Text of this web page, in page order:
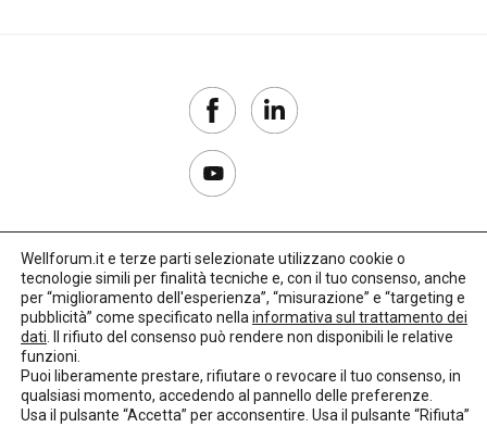
Copyright 2017–2026
Privacy Policy
Credits: LO Studio
Wellforum.it e terze parti selezionate utilizzano cookie o
tecnologie simili per finalità tecniche e, con il tuo consenso, anche
per “miglioramento dell'esperienza”, “misurazione” e “targeting e
pubblicità” come specificato nella informativa sul trattamento dei
dati . Il rifiuto del consenso può rendere non disponibili le relative
funzioni.
Puoi liberamente prestare, rifiutare o revocare il tuo consenso, in
qualsiasi momento, accedendo al pannello delle preferenze.
Usa il pulsante “Accetta” per acconsentire. Usa il pulsante “Rifiuta”